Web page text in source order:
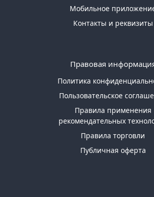
Мобильное
Контакты и реквизиты
Правовая
Политика
Пользовательское
Правила применения
рекомендательных
Правила торговли
Публичная оферта